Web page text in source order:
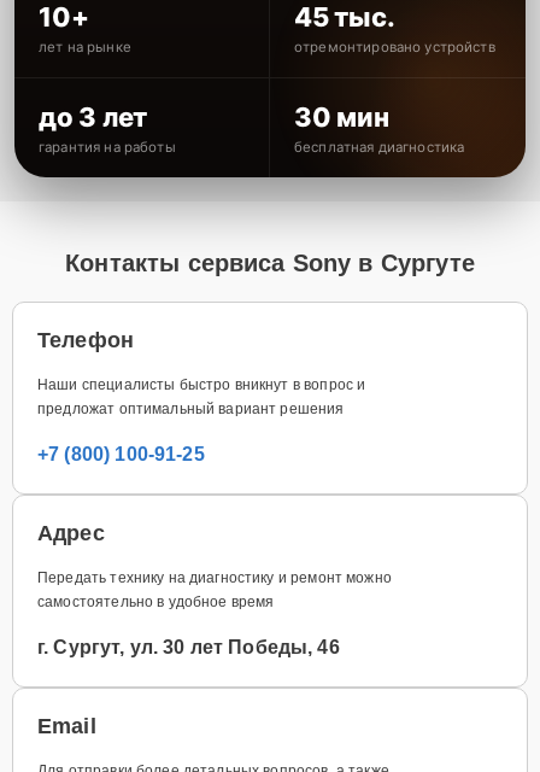
10+
лет на рынке
45 тыс.
отремонтировано устройств
до 3 лет
гарантия на работы
30 мин
бесплатная диагностика
Контакты сервиса Sony в Сургуте
Телефон
Наши специалисты быстро вникнут в вопрос и
предложат оптимальный вариант решения
+7 (800) 100-91-25
Адрес
Передать технику на диагностику и ремонт можно
самостоятельно в удобное время
г. Сургут, ул. 30 лет Победы, 46
Email